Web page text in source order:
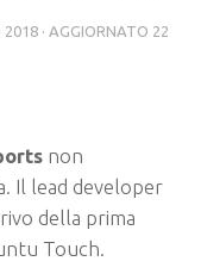
2018 · AGGIORNATO 22
non
Il lead developer
della prima
Touch.